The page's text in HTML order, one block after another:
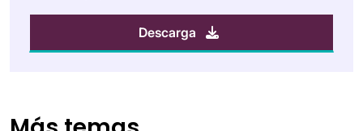
Descarga